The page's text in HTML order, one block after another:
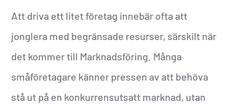
Att driva ett litet företag innebär ofta att
jonglera med begränsade resurser, särskilt när
det kommer till Marknadsföring. Många
småföretagare känner pressen av att behöva
stå ut på en konkurrensutsatt marknad, utan